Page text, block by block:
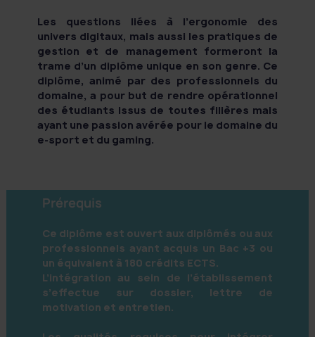
Les questions liées à l’ergonomie des
univers digitaux, mais aussi les pratiques de
gestion et de management formeront la
trame d’un diplôme unique en son genre. Ce
diplôme, animé par des professionnels du
domaine, a pour but de rendre opérationnel
des étudiants issus de toutes filières mais
ayant une passion avérée pour le domaine du
e-sport et du gaming.
Prérequis
Ce diplôme est ouvert aux diplômés ou aux
professionnels ayant acquis un Bac +3 ou
un équivalent à 180 crédits ECTS.
L’intégration au sein de l’établissement
s’effectue sur dossier, lettre de
motivation et entretien.